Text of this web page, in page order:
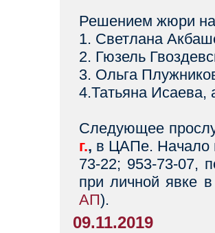
Решением жюри на
1. Светлана
2. Гюзель
3. Ольга
4.Татьяна Исаева,
Следующее
г., в ЦАПе. Начало
73-22; 953-73-07,
при личной явке
АП).
09.11.2019